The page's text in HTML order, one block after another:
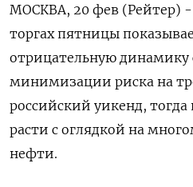
МОСКВА, 20 фев (Рейтер) -
торгах пятницы
отрицательную динамику
минимизации риска на
российский уикенд,
расти с оглядкой на
нефти.